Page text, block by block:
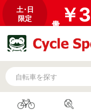
土･日
限定
￥